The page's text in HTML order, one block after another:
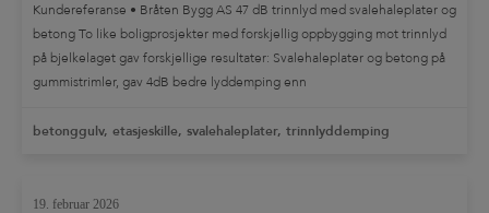
Kundereferanse • Bråten Bygg AS 47 dB trinnlyd med svalehaleplater og
betong To like boligprosjekter med forskjellig oppbygging mot trinnlyd
på bjelkelaget gav forskjellige resultater: Svalehaleplater og betong på
gummistrimler, gav 4dB bedre lyddemping enn
bo i leilighetene. Bringakerveien 1: 47 dB trinnlyd Mor Kristins vei: […]
betonggulv, etasjeskille, svalehaleplater, trinnlyddemping
19. februar 2026